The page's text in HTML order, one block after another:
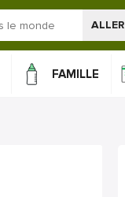
ALLER
FAMILLE